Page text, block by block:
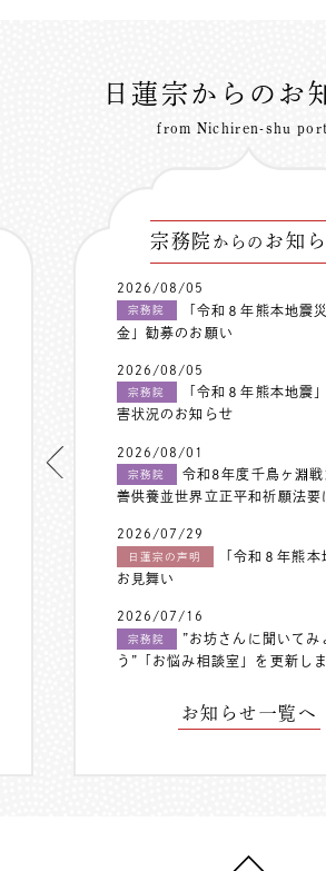
日蓮宗からのお
from Nichiren-shu
宗務院 からの お知
2026/08/05
宗務院
「令和８年熊本地震
金」勧募のお願い
2026/08/05
宗務院
「令和８年熊本地震
害状況のお知らせ
2026/08/01
宗務院
令和8年度千鳥ヶ淵戦
善供養並世界立正平和祈願法要
2026/07/29
日蓮宗の声明
「令和８年熊本
お見舞い
2026/07/16
宗務院
”お坊さんに聞いてみ
う”「お悩み相談室」を更新し
お知らせ一覧へ